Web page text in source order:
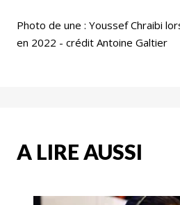
Photo de une : Youssef Chraibi
en 2022 - crédit Antoine Galtier
A LIRE AUSSI